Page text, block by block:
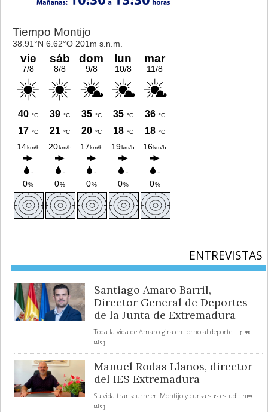
ENTREVISTAS
Santiago Amaro Barril,
Director General de Deportes
de la Junta de Extremadura
Toda la vida de Amaro gira en torno al deporte. ... [ LEER
MÁS ]
Manuel Rodas Llanos, director
del IES Extremadura
Su vida transcurre en Montijo y cursa sus estudi... [ LEER
MÁS ]